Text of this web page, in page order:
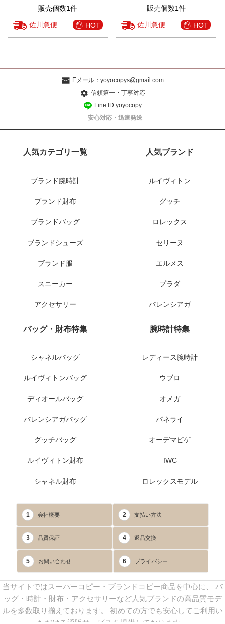
販売個数1件
佐川急便 HOT
販売個数1件
佐川急便 HOT
Eメール： yoyocopys@gmail.com
信頼第一・丁寧対応
Line ID:yoyocopy
安心対応・迅速発送
人気カテゴリ一覧
ブランド腕時計
ブランド財布
ブランドバッグ
ブランドシューズ
ブランド服
スニーカー
アクセサリー
人気ブランド
ルイヴィトン
グッチ
ロレックス
セリーヌ
エルメス
プラダ
バレンシアガ
バッグ・財布特集
シャネルバッグ
ルイヴィトンバッグ
ディオールバッグ
バレンシアガバッグ
グッチバッグ
ルイヴィトン財布
シャネル財布
腕時計特集
レディース腕時計
ウブロ
オメガ
パネライ
オーデマピゲ
IWC
ロレックスモデル
1 会社概要 2 支払い方法
3 品質保証 4 返品交換
5 お問い合わせ 6 プライバシー
当サイトではスーパーコピー・ブランドコピー商品を中心に、 バ
ッグ・時計・財布・アクセサリーなど人気ブランドの高品質モデ
ルを多数取り揃えております。 初めての方でも安心してご利用い